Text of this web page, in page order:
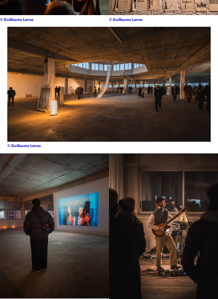
© Guillaume Larras © Guillaume Larras
© Guillaume Larras